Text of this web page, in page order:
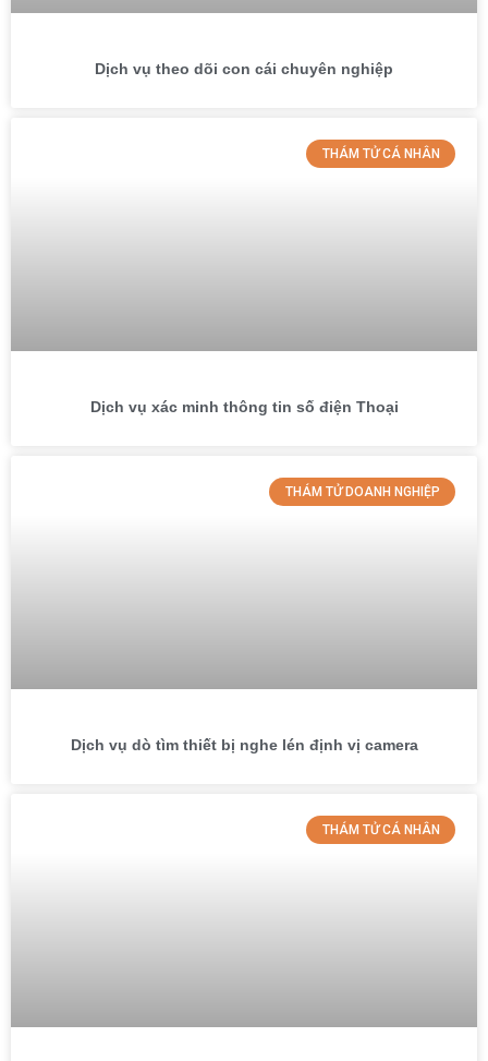
Dịch vụ theo dõi con cái chuyên nghiệp
THÁM TỬ CÁ NHÂN
Dịch vụ xác minh thông tin số điện Thoại
THÁM TỬ DOANH NGHIỆP
Dịch vụ dò tìm thiết bị nghe lén định vị camera
THÁM TỬ CÁ NHÂN